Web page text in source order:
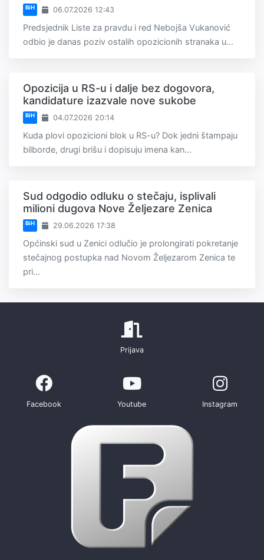
BiH 06.07.2026 12:43
Predsjednik Liste za pravdu i red Nebojša Vukanović
odbio je danas poziv ostalih opozicionih stranaka u...
Opozicija u RS-u i dalje bez dogovora,
kandidature izazvale nove sukobe
BiH 04.07.2026 20:14
Kuda plovi opozicioni blok u RS-u? Dok jedni štampaju
bilborde, drugi brišu i dopisuju imena kan...
Sud odgodio odluku o stečaju, isplivali
milioni dugova Nove Željezare Zenica
BiH 29.06.2026 17:38
Općinski sud u Zenici odlučio je prolongirati pokretanje
stečajnog postupka nad Novom Željezarom Zenica te
pri...
Prijava
Facebook Youtube Instagram